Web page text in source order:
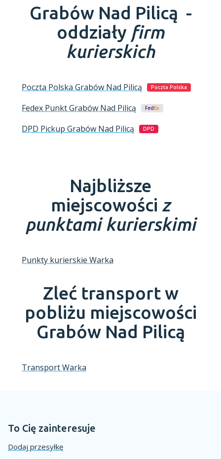
Grabów Nad Pilicą -
oddziały firm
kurierskich
Poczta Polska Grabów Nad Pilicą Poczta Polska
Fedex PunktGrabów Nad Pilicą FedEx
DPD Pickup Grabów Nad Pilicą DPD
Najbliższe
miejscowości z
punktami kurierskimi
Punkty kurierskie Warka
Zleć transport w
pobliżu miejscowości
Grabów Nad Pilicą
Transport Warka
To Cię zainteresuje
Dodaj przesyłkę